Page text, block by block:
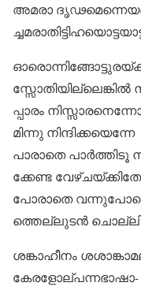
അമരാ
സ്സോതിയില്ലെങ്കിൽ
പ്പാരം
മിന്നു നിന്ദിക്കയെന്നേ
പാരാതെ പാർത്തിടൂ
ക്കേണ്ട
പോരാതെ
ത്തെല്ലുടൻ
ശങ്കാഹീനം
കേരളോല്പന്നഭാഷാ-